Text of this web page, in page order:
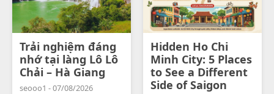
Trải nghiệm đáng
nhớ tại làng Lô Lô
Chải – Hà Giang
seooo1 - 07/08/2026
Hidden Ho Chi
Minh City: 5 Places
to See a Different
Side of Saigon